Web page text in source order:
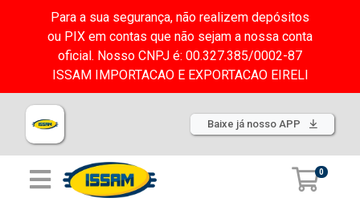
Para a sua segurança, não realizem depósitos
ou PIX em contas que não sejam a nossa conta
oficial. Nosso CNPJ é: 00.327.385/0002-87
ISSAM IMPORTACAO E EXPORTACAO EIRELI
Baixe já nosso APP
0